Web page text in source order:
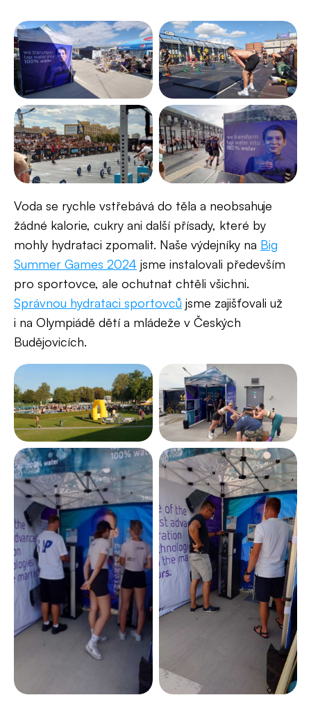
Voda se rychle vstřebává do těla a neobsahuje
žádné kalorie, cukry ani další přísady, které by
mohly hydrataci​ zpomalit. Naše výdejníky na Big
Summer Games 2024 jsme instalovali především
pro sportovce, ale ochutnat chtěli všichni.
Správnou hydrataci sportovců jsme zajišťovali už
i na Olympiádě dětí a mládeže v Českých
Budějovicích.